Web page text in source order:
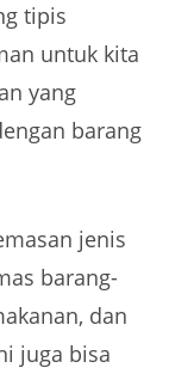
tipis
untuk kita
yang
barang
jenis
barang-
dan
juga bisa